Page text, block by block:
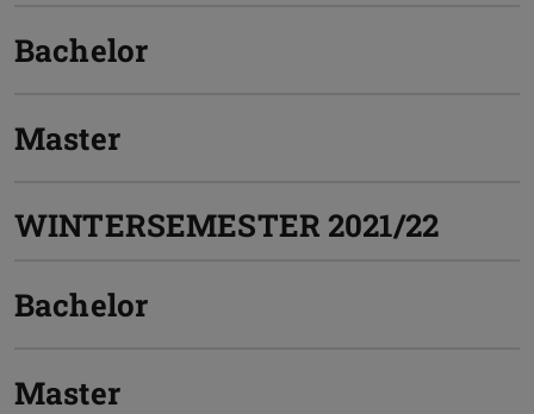
Bachelor
Master
WINTERSEMESTER 2021/22
Bachelor
Master